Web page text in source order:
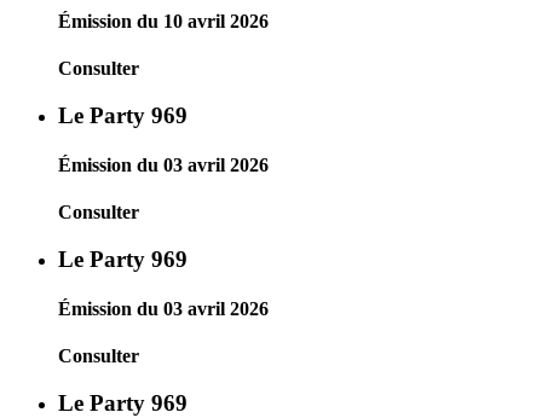
Émission du 10 avril 2026
Consulter
Le Party 969
Émission du 03 avril 2026
Consulter
Le Party 969
Émission du 03 avril 2026
Consulter
Le Party 969